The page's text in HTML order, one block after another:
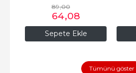
Sepete Ekle
89,00
64,08
Tümünü göster